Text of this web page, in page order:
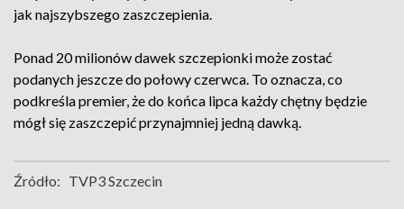
jak najszybszego zaszczepienia.
Ponad 20 milionów dawek szczepionki może zostać
podanych jeszcze do połowy czerwca. To oznacza, co
podkreśla premier, że do końca lipca każdy chętny będzie
mógł się zaszczepić przynajmniej jedną dawką.
Źródło: TVP3 Szczecin